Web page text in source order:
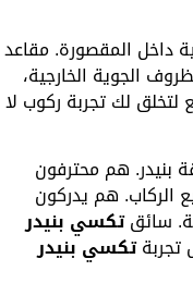
داخل المقصورة. مقاعد
الجوية الخارجية،
لتخلق لك تجربة ركوب لا
بنيدر. هم محترفون
الركاب. هم يدركون
سائقتكسي بنيدر
تجربةتكسي بنيدر